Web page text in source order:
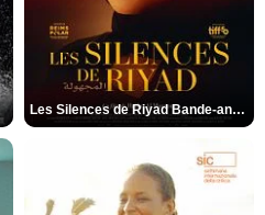
Les Silences de Riyad Bande-annonce VO STFR